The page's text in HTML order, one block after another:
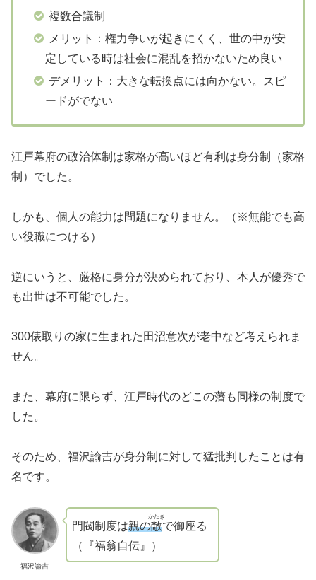
複数合議制
メリット：権力争いが起きにくく、世の中が安
定している時は社会に混乱を招かないため良い
デメリット：大きな転換点には向かない。スピ
ードがでない
江戸幕府の政治体制は家格が高いほど有利は身分制（家格
制）でした。
しかも、個人の能力は問題になりません。（※無能でも高
い役職につける）
逆にいうと、厳格に身分が決められており、本人が優秀で
も出世は不可能でした。
300俵取りの家に生まれた田沼意次が老中など考えられま
せん。
また、幕府に限らず、江戸時代のどこの藩も同様の制度で
した。
そのため、福沢諭吉が身分制に対して猛批判したことは有
名です。
福沢諭吉
門閥制度は親の敵
かたき
で御座る
（『福翁自伝』）